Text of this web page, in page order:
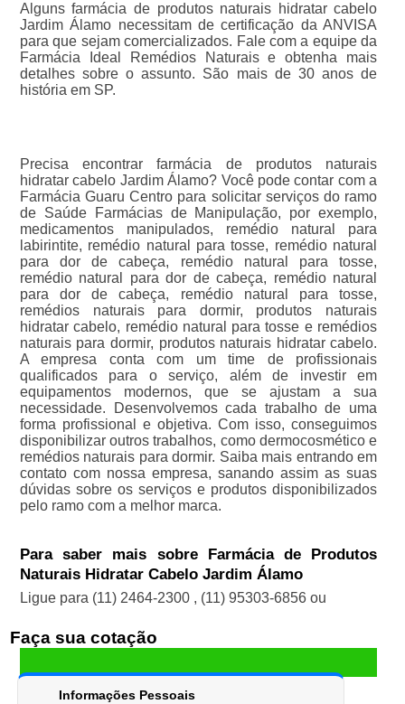
Alguns farmácia de produtos naturais hidratar cabelo
Jardim Álamo necessitam de certificação da ANVISA
para que sejam comercializados. Fale com a equipe da
Farmácia Ideal Remédios Naturais e obtenha mais
detalhes sobre o assunto. São mais de 30 anos de
história em SP.
Precisa encontrar farmácia de produtos naturais
hidratar cabelo Jardim Álamo? Você pode contar com a
Farmácia Guaru Centro para solicitar serviços do ramo
de Saúde Farmácias de Manipulação, por exemplo,
medicamentos manipulados, remédio natural para
labirintite, remédio natural para tosse, remédio natural
para dor de cabeça, remédio natural para tosse,
remédio natural para dor de cabeça, remédio natural
para dor de cabeça, remédio natural para tosse,
remédios naturais para dormir, produtos naturais
hidratar cabelo, remédio natural para tosse e remédios
naturais para dormir, produtos naturais hidratar cabelo.
A empresa conta com um time de profissionais
qualificados para o serviço, além de investir em
equipamentos modernos, que se ajustam a sua
necessidade. Desenvolvemos cada trabalho de uma
forma profissional e objetiva. Com isso, conseguimos
disponibilizar outros trabalhos, como dermocosmético e
remédios naturais para dormir. Saiba mais entrando em
contato com nossa empresa, sanando assim as suas
dúvidas sobre os serviços e produtos disponibilizados
pelo ramo com a melhor marca.
Para saber mais sobre Farmácia de Produtos
Naturais Hidratar Cabelo Jardim Álamo
Ligue para (11) 2464-2300 , (11) 95303-6856 ou
Faça sua cotação
Informações Pessoais